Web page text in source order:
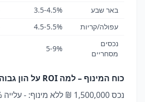
באר שבע 3.5-4.5%
עפולה/קריות
4.5-5.5%
נכסים
מסחריים
5-9%
כוח המינוף – למה ROI על הון גבוה מ-Cap Rate